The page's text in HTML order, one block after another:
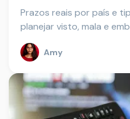
Prazos reais por país e
planejar visto, mala e
Amy